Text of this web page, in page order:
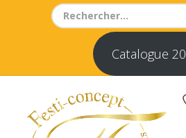
Search
Catalogue